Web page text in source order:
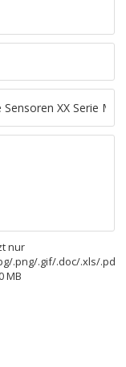
nur
.png/.gif/.doc/.xls/.pdf,
MB